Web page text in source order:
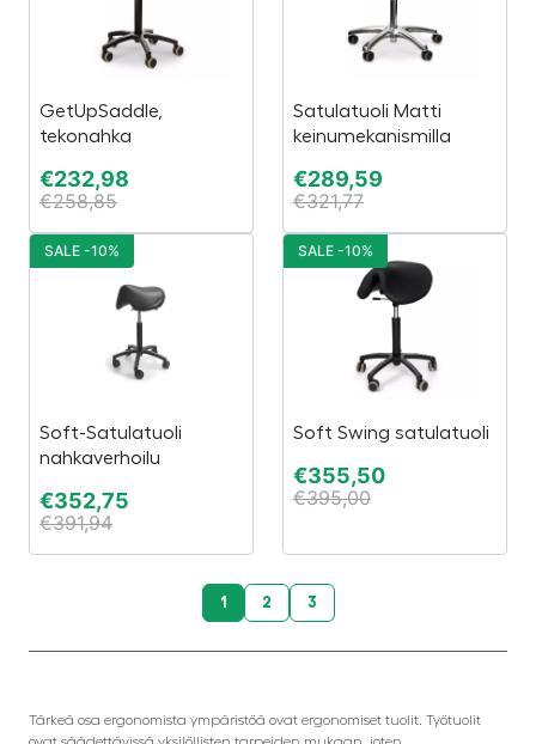
GetUpSaddle,
tekonahka
€232,98
€258,85
Satulatuoli Matti
keinumekanismilla
€289,59
€321,77
Soft-Satulatuoli
nahkaverhoilu
€352,75
€391,94
SALE -10%
Soft Swing satulatuoli
€355,50
€395,00
SALE -10%
1 2 3
Tärkeä osa ergonomista ympäristöä ovat ergonomiset tuolit. Työtuolit